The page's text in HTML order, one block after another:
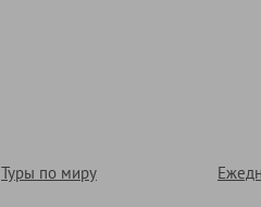
Туры по миру